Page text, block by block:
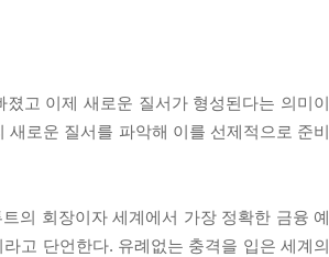
고 이제 새로운 질서가 형성된다는 의미이
로운 질서를 파악해 이를 선제적으로 준비
의 회장이자 세계에서 가장 정확한 금융 예
고 단언한다. 유례없는 충격을 입은 세계의